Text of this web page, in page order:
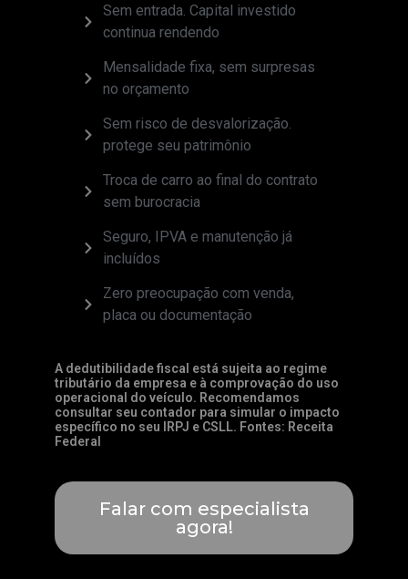
Sem entrada. Capital investido
continua rendendo
Mensalidade fixa, sem surpresas
no orçamento
Sem risco de desvalorização.
protege seu patrimônio
Troca de carro ao final do contrato
sem burocracia
Seguro, IPVA e manutenção já
incluídos
Zero preocupação com venda,
placa ou documentação
A dedutibilidade fiscal está sujeita ao regime
tributário da empresa e à comprovação do uso
operacional do veículo. Recomendamos
consultar seu contador para simular o impacto
específico no seu IRPJ e CSLL. Fontes: Receita
Federal
Falar com especialista
agora!